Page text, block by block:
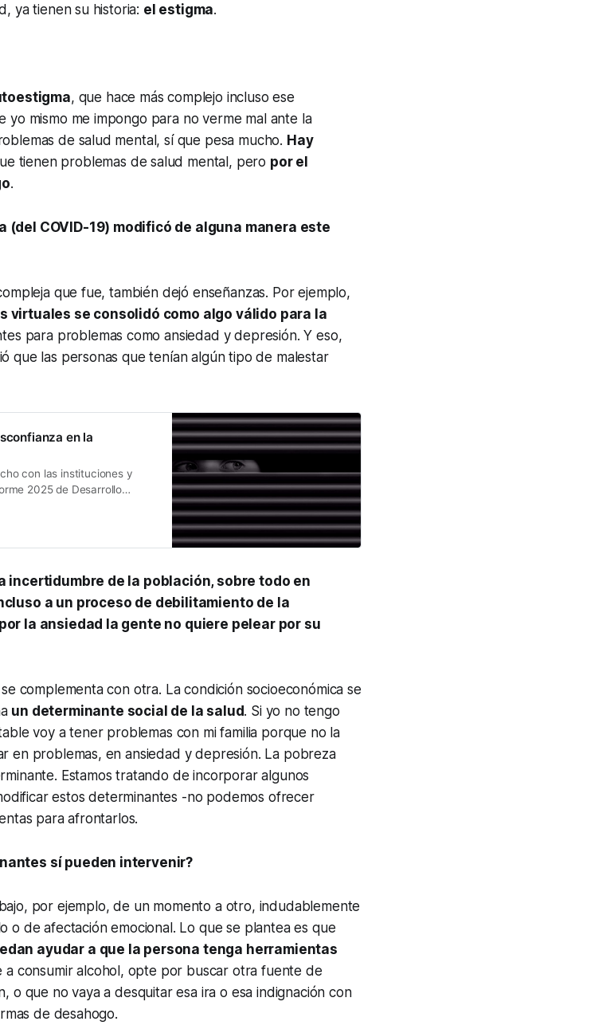
ya tienen su historia: el estigma.
, que hace más complejo incluso ese
yo mismo me impongo para no verme mal ante la
de salud mental, sí que pesa mucho. Hay
tienen problemas de salud mental, pero por el
.
(del COVID-19) modificó de alguna manera este
que fue, también dejó enseñanzas. Por ejemplo,
virtuales se consolidó como algo válido para la
para problemas como ansiedad y depresión. Y eso,
que las personas que tenían algún tipo de malestar
en la
con las instituciones y
2025 de Desarrollo
incertidumbre de la población, sobre todo en
a un proceso de debilitamiento de la
la ansiedad la gente no quiere pelear por su
complementa con otra. La condición socioeconómica se
un determinante social de la salud. Si yo no tengo
voy a tener problemas con mi familia porque no la
en problemas, en ansiedad y depresión. La pobreza
Estamos tratando de incorporar algunos
estos determinantes -no podemos ofrecer
para afrontarlos.
sí pueden intervenir?
por ejemplo, de un momento a otro, indudablemente
o de afectación emocional. Lo que se plantea es que
ayudar a que la persona tenga herramientas
consumir alcohol, opte por buscar otra fuente de
o que no vaya a desquitar esa ira o esa indignación con
de desahogo.